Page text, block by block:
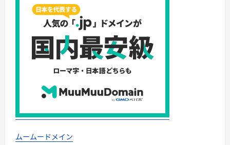
に
使
え
る
ー
タ
ブ
電
源!
つ
い
さ
ら
ムームードメイン